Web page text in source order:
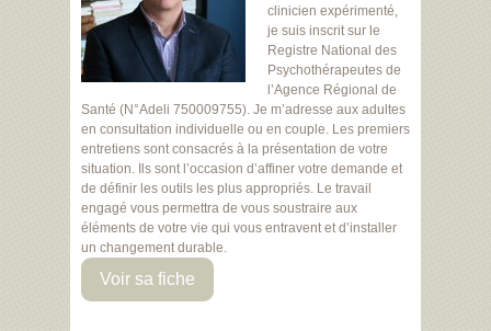
clinicien expérimenté,
je suis inscrit sur le
Registre National des
Psychothérapeutes de
l’Agence Régional de
Santé (N°Adeli 750009755). Je m’adresse aux adultes
en consultation individuelle ou en couple. Les premiers
entretiens sont consacrés à la présentation de votre
situation. Ils sont l’occasion d’affiner votre demande et
de définir les outils les plus appropriés. Le travail
engagé vous permettra de vous soustraire aux
éléments de votre vie qui vous entravent et d’installer
un changement durable.
Voir sa fiche